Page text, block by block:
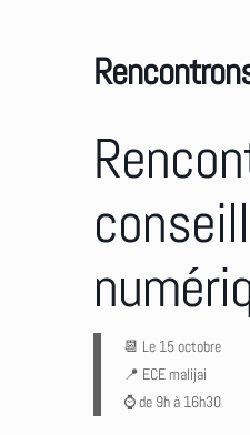
📆 Le 15 octobre
📍 ECE malijai
⌚ de 9h à 16h30